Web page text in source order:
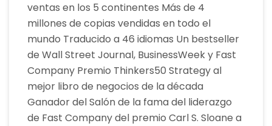
ventas en los 5 continentes Más de 4
millones de copias vendidas en todo el
mundo Traducido a 46 idiomas Un bestseller
de Wall Street Journal, BusinessWeek y Fast
Company Premio Thinkers50 Strategy al
mejor libro de negocios de la década
Ganador del Salón de la fama del liderazgo
de Fast Company del premio Carl S. Sloane a